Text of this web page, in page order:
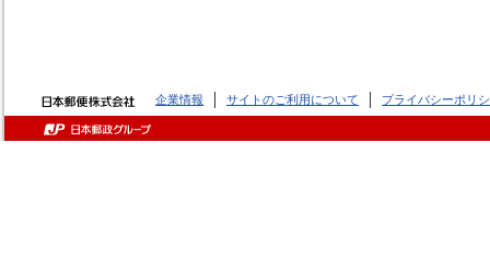
企業情報 サイトのご利用について プライバシーポリ